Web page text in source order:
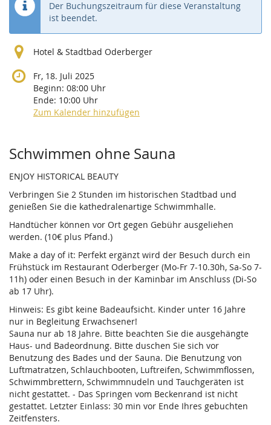
Der Buchungszeitraum für diese Veranstaltung
ist beendet.
Hotel & Stadtbad Oderberger
Fr, 18. Juli 2025
Beginn: 08:00 Uhr
Ende: 10:00 Uhr
Zum Kalender hinzufügen
Produkte
Schwimmen ohne Sauna
ENJOY HISTORICAL BEAUTY
Verbringen Sie 2 Stunden im historischen Stadtbad und
genießen Sie die kathedralenartige Schwimmhalle.
Handtücher können vor Ort gegen Gebühr ausgeliehen
werden. (10€ plus Pfand.)
Make a day of it: Perfekt ergänzt wird der Besuch durch ein
Frühstück im Restaurant Oderberger (Mo-Fr 7-10.30h, Sa-So 7-
11h) oder einen Besuch in der Kaminbar im Anschluss (Di-So
ab 17 Uhr).
Hinweis: Es gibt keine Badeaufsicht. Kinder unter 16 Jahre
nur in Begleitung Erwachsener!
Sauna nur ab 18 Jahre. Bitte beachten Sie die ausgehängte
Haus- und Badeordnung. Bitte duschen Sie sich vor
Benutzung des Bades und der Sauna. Die Benutzung von
Luftmatratzen, Schlauchbooten, Luftreifen, Schwimmflossen,
Schwimmbrettern, Schwimmnudeln und Tauchgeräten ist
nicht gestattet. - Das Springen vom Beckenrand ist nicht
gestattet. Letzter Einlass: 30 min vor Ende Ihres gebuchten
Zeitfensters.